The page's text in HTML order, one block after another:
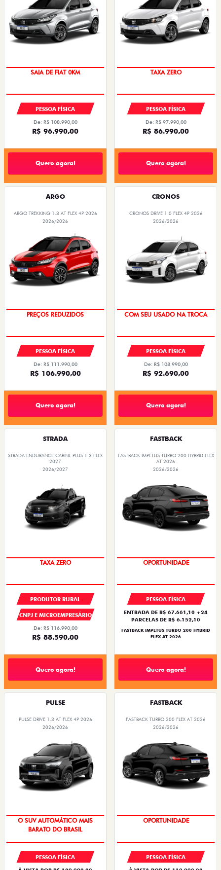
SAIA DE FIAT 0KM
PESSOA FÍSICA
De: R$ 108.990,00
R$ 96.990,00
Quero agora!
TAXA ZERO
PESSOA FÍSICA
De: R$ 97.990,00
R$ 86.990,00
Quero agora!
ARGO
ARGO TREKKING 1.3 AT FLEX 4P 2026
2026/2026
PREÇOS REDUZIDOS
PESSOA FÍSICA
De: R$ 111.990,00
R$ 106.990,00
Quero agora!
CRONOS
CRONOS DRIVE 1.0 FLEX 4P 2026
2026/2026
COM SEU USADO NA TROCA
PESSOA FÍSICA
De: R$ 108.990,00
R$ 92.690,00
Quero agora!
STRADA
STRADA ENDURANCE CABINE PLUS 1.3 FLEX
2027
2026/2027
TAXA ZERO
PRODUTOR RURAL
CNPJ E MICROEMPRESÁRIO
De: R$ 116.990,00
R$ 88.590,00
Quero agora!
FASTBACK
FASTBACK IMPETUS TURBO 200 HYBRID FLEX
AT 2026
2026/2026
OPORTUNIDADE
PESSOA FÍSICA
ENTRADA DE R$ 67.661,10 +24
PARCELAS DE R$ 6.152,10
FASTBACK IMPETUS TURBO 200 HYBRID
FLEX AT 2026
Quero agora!
PULSE
PULSE DRIVE 1.3 AT FLEX 4P 2026
2026/2026
O SUV AUTOMÁTICO MAIS
BARATO DO BRASIL
PESSOA FÍSICA
FASTBACK
FASTBACK TURBO 200 FLEX AT 2026
2026/2026
OPORTUNIDADE
PESSOA FÍSICA